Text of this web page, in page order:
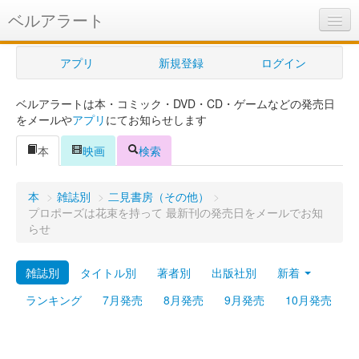
ベルアラート
ベルアラートとは
ヘルプ
新規登録
ログイン
購入管理
プレミアム
アプリ 新規登録 ログイン
ベルアラートは本・コミック・DVD・CD・ゲームなどの発売日
をメールやアプリ にてお知らせします
本
映画 検索
本 > 雑誌別 > 二見書房（その他）
>
プロポーズは花束を持って 最新刊の発売日をメールでお知
らせ
雑誌別 タイトル別 著者別 出版社別
新着
ランキング
7月発売 8月発売 9月発売 10月発売